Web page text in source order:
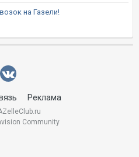
на Газели!
Реклама
Community